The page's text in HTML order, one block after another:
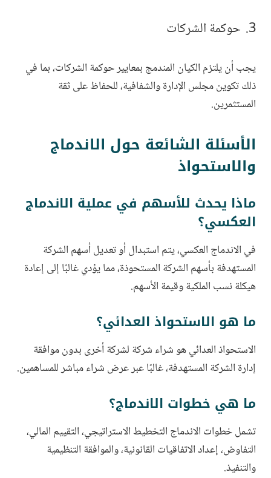
حوكمة الشركات
يجب أن يلتزم الكيان المندمج بمعايير حوكمة الشركات، بما في
ذلك تكوين مجلس الإدارة والشفافية، للحفاظ على ثقة
المستثمرين.
الأسئلة الشائعة حول الاندماج
والاستحواذ
ماذا يحدث للأسهم في عملية الاندماج
العكسي؟
في الاندماج العكسي، يتم استبدال أو تعديل أسهم الشركة
المستهدفة بأسهم الشركة المستحوذة، مما يؤدي غالبًا إلى إعادة
هيكلة نسب الملكية وقيمة الأسهم.
ما هو الاستحواذ العدائي؟
الاستحواذ العدائي هو شراء شركة لشركة أخرى بدون موافقة
إدارة الشركة المستهدفة، غالبًا عبر عرض شراء مباشر للمساهمين.
ما هي خطوات الاندماج؟
تشمل خطوات الاندماج التخطيط الاستراتيجي، التقييم المالي،
التفاوض، إعداد الاتفاقيات القانونية، والموافقة التنظيمية
والتنفيذ.